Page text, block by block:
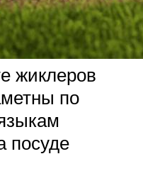
жиклеров
по
посуде